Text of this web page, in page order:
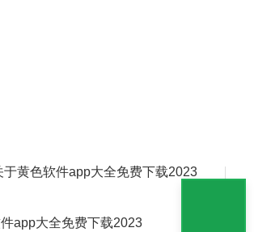
于黄色软件app大全免费下载2023
app大全免费下载2023